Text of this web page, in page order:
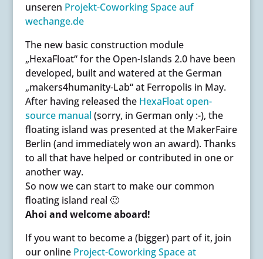
unseren Projekt-Coworking Space auf
wechange.de
The new basic construction module
„HexaFloat“ for the Open-Islands 2.0 have been
developed, built and watered at the German
„makers4humanity-Lab“ at Ferropolis in May.
After having released the HexaFloat open-
source manual (sorry, in German only :-), the
floating island was presented at the MakerFaire
Berlin (and immediately won an award). Thanks
to all that have helped or contributed in one or
another way.
So now we can start to make our common
floating island real 🙂
Ahoi and welcome aboard!
If you want to become a (bigger) part of it, join
our online Project-Coworking Space at